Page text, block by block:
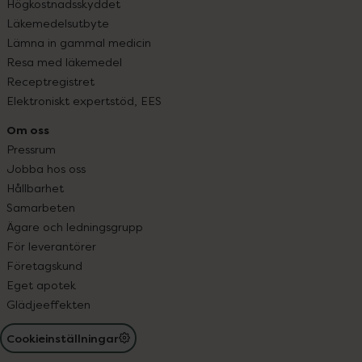
Högkostnadsskyddet
Läkemedelsutbyte
Lämna in gammal medicin
Resa med läkemedel
Receptregistret
Elektroniskt expertstöd, EES
Om oss
Pressrum
Jobba hos oss
Hållbarhet
Samarbeten
Ägare och ledningsgrupp
För leverantörer
Företagskund
Eget apotek
Glädjeeffekten
Cookieinställningar